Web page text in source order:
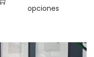
opciones